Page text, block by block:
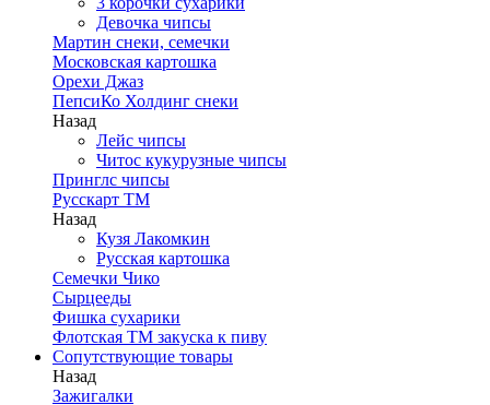
Девочка чипсы
Мартин снеки, семечки
Московская картошка
Орехи Джаз
ПепсиКо Холдинг снеки
Назад
Лейс чипсы
Читос кукурузные чипсы
Принглс чипсы
Русскарт ТМ
Назад
Кузя Лакомкин
Русская картошка
Семечки Чико
Сырцееды
Фишка сухарики
Флотская ТМ закуска к пиву
Сопутствующие товары
Назад
Зажигалки